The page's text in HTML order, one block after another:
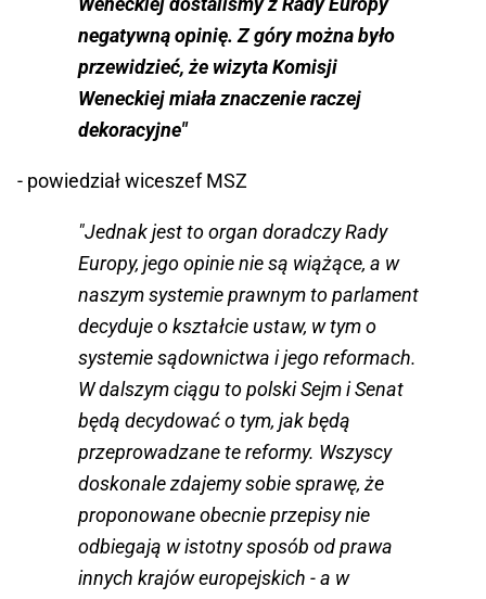
negatywną opinię. Z góry można było
przewidzieć, że wizyta Komisji
Weneckiej miała znaczenie raczej
dekoracyjne"
- powiedział wiceszef MSZ
"Jednak jest to organ doradczy Rady
Europy, jego opinie nie są wiążące, a w
naszym systemie prawnym to parlament
decyduje o kształcie ustaw, w tym o
systemie sądownictwa i jego reformach.
W dalszym ciągu to polski Sejm i Senat
będą decydować o tym, jak będą
przeprowadzane te reformy. Wszyscy
doskonale zdajemy sobie sprawę, że
proponowane obecnie przepisy nie
odbiegają w istotny sposób od prawa
innych krajów europejskich - a w